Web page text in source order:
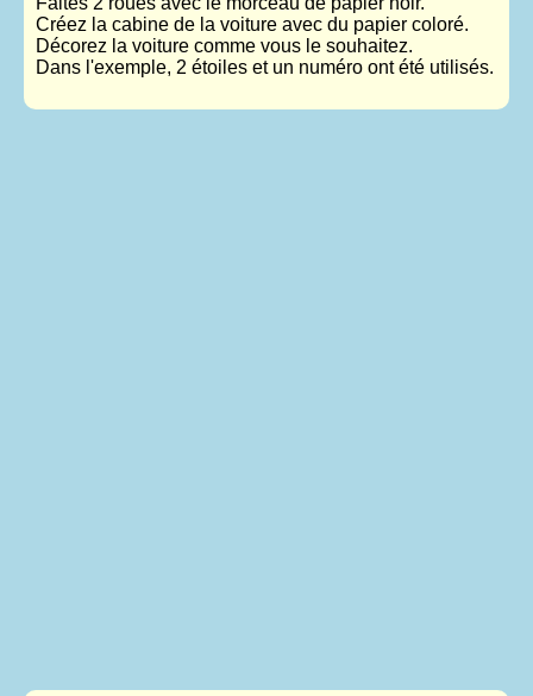
Créez la cabine de la voiture avec du papier coloré.
Décorez la voiture comme vous le souhaitez.
Dans l'exemple, 2 étoiles et un numéro ont été utilisés.